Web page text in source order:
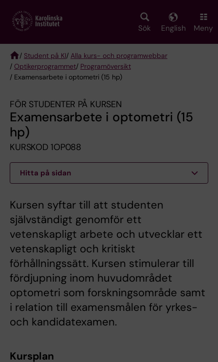
main
Sök English Meny
Breadcrumb
/ Student på KI/ Alla kurs- och programwebbar
/ Optikerprogrammet/ Programöversikt
/ Examensarbete i optometri (15 hp)
FÖR STUDENTER PÅ KURSEN
Examensarbete i optometri (15
hp)
KURSKOD 1OP088
Hitta på sidan
Kursen syftar till att studenten
självständigt genomför ett
vetenskapligt arbete och utvecklar ett
vetenskapligt och kritiskt
förhållningssätt. Kursen stimulerar till
fördjupning inom huvudområdet
optometri som forskningsområde samt
i relation till examensmålen för yrkes-
och kandidatexamen.
Kursplan